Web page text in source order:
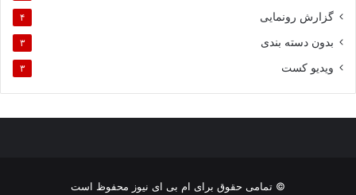
گزارش رونمایی ۴
بدون دسته بندی ۳
ویدیو کست ۳
© تمامی حقوق برای ام بی ای نیوز محفوظ است